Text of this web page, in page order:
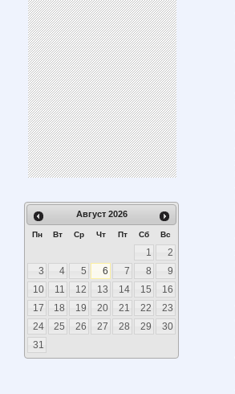
Август 2026
Пн Вт Ср Чт Пт Сб Вс
1
2
3
4 5 6 7 8
9
10
11 12 13 14 15
16
17
18 19 20 21 22
23
24
25 26 27 28 29
30
31